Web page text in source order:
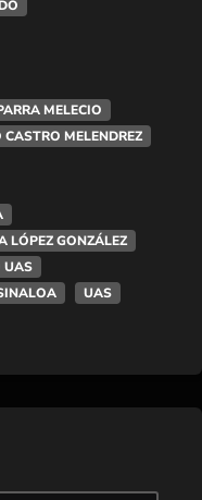
MELECIO
MELENDREZ
LÓPEZ GONZÁLEZ
UAS
UAS